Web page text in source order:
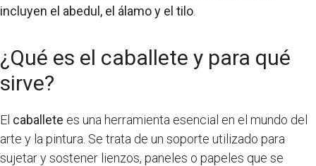
incluyen el abedul, el álamo y el tilo
¿Qué es el caballete y para qué
sirve?
El caballete es una herramienta esencial en el mundo del
arte y la pintura. Se trata de un soporte utilizado para
sujetar y sostener lienzos, paneles o papeles que se